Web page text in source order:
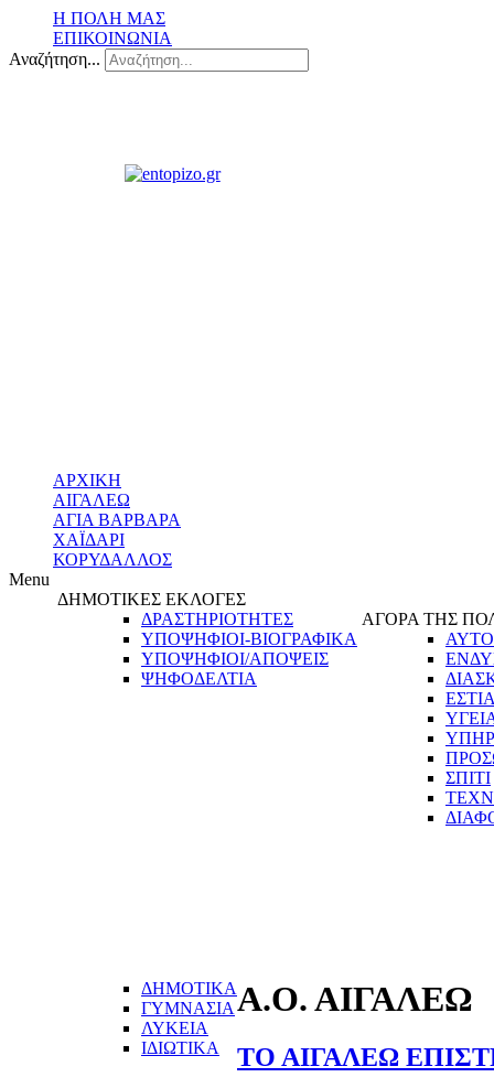
Η ΠΟΛΗ ΜΑΣ
ΕΠΙΚΟΙΝΩΝΙΑ
Αναζήτηση...
ΑΡΧΙΚΗ
ΑΙΓΑΛΕΩ
ΑΓΙΑ ΒΑΡΒΑΡΑ
ΧΑΪΔΑΡΙ
ΚΟΡΥΔΑΛΛΟΣ
Menu
ΔΗΜΟΤΙΚΕΣ ΕΚΛΟΓΕΣ
ΔΡΑΣΤΗΡΙΟΤΗΤΕΣ
ΥΠΟΨΗΦΙΟΙ-ΒΙΟΓΡΑΦΙΚΑ
ΥΠΟΨΗΦΙΟΙ/ΑΠΟΨΕΙΣ
ΨΗΦΟΔΕΛΤΙΑ
ΑΓΟΡΑ ΤΗΣ
ΣΠΙΤΙ
ΔΗΜΟΤΙΚΑ
ΓΥΜΝΑΣΙΑ
ΛΥΚΕΙΑ
ΙΔΙΩΤΙΚΑ
Α.Ο. ΑΙΓΑΛΕΩ
ΤΟ ΑΙΓΑΛΕΩ